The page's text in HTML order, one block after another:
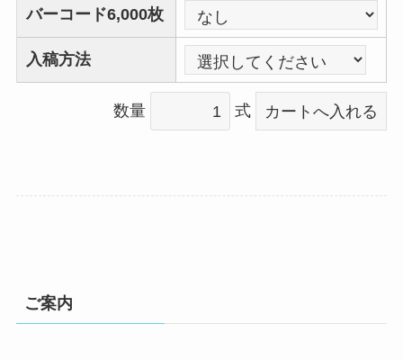
バーコード6,000枚
入稿方法
数量 式
ご案内